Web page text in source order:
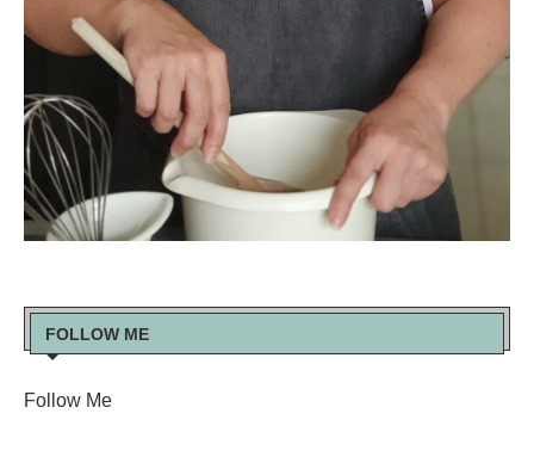
FOLLOW ME
Follow Me